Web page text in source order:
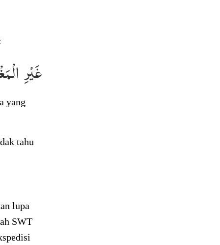
غَيْرِ
yang
tahu
lupa
SWT